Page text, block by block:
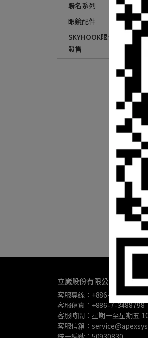
聯名系列
眼鏡配件
SKYHOOK限量發售 &
發售
立崴股份有限公司
客服專線：+886-7-3488799
客服傳真：+886-7-3488798
客服時間：星期一至星期五
客服信箱：
統一編號：50930830